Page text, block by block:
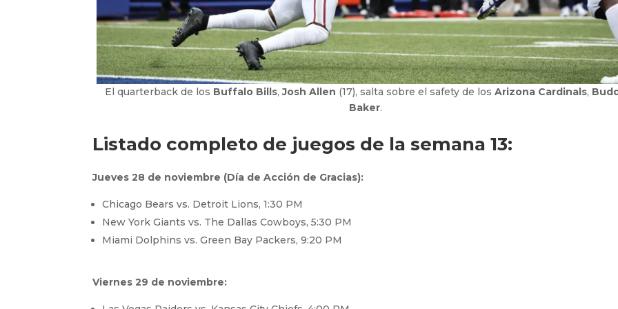
El quarterback de los Buffalo Bills,Josh Allen (17), salta sobre el safety de losArizona Cardinals,
Baker.
Listado completo de juegos de la semana 13:
Jueves 28 de noviembre (Día de Acción de Gracias):
Chicago Bears vs. Detroit Lions, 1:30 PM
New York Giants vs. The Dallas Cowboys, 5:30 PM
Miami Dolphins vs. Green Bay Packers, 9:20 PM
Viernes 29 de noviembre: